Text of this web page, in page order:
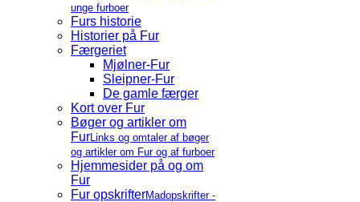
unge furboer
Furs historie
Historier på Fur
Færgeriet
Mjølner-Fur
Sleipner-Fur
De gamle færger
Kort over Fur
Bøger og artikler om
FurLinks og omtaler af bøger
og artikler om Fur og af furboer
Hjemmesider på og om
Fur
Fur opskrifterMadopskrifter -